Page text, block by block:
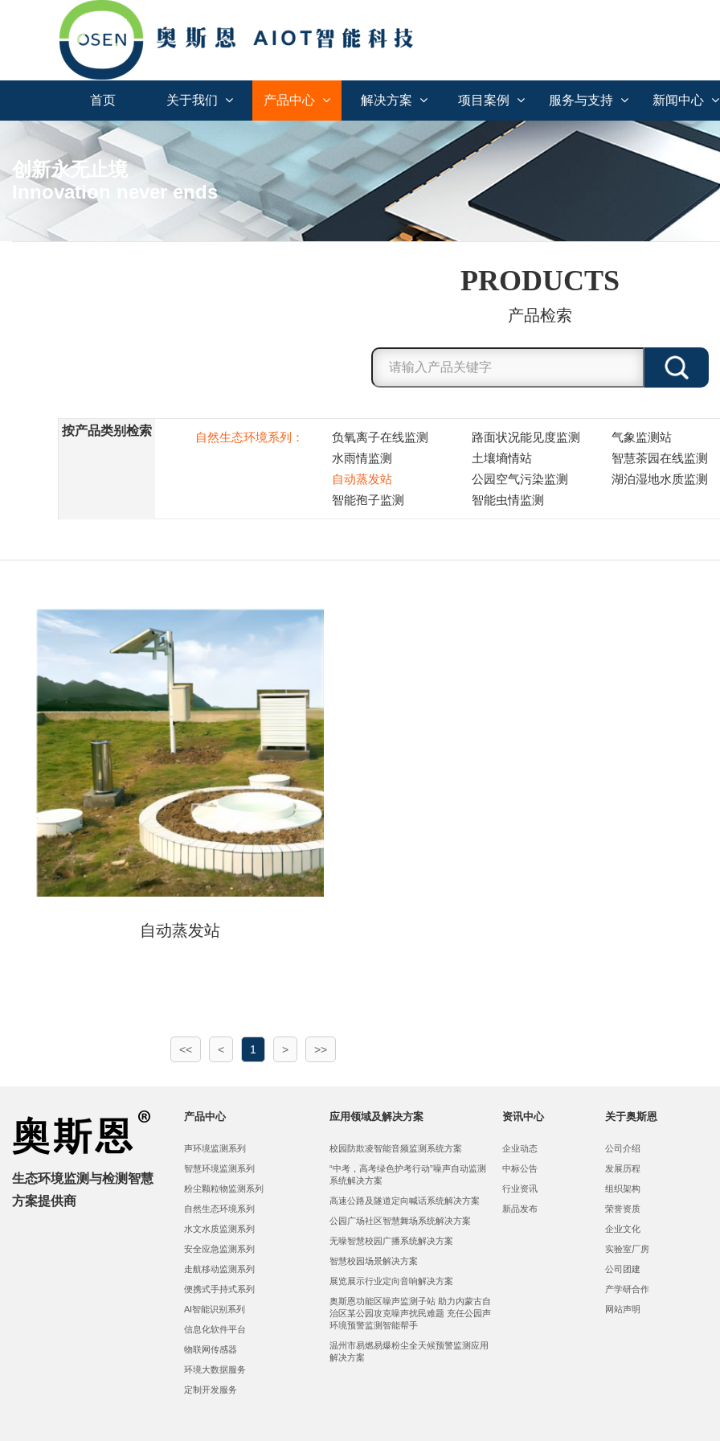
首页 关于我们 产品中心 解决方案 项目案例 服务与支持 新闻中心
创新永无止境
Innovation never ends
PRODUCTS
产品检索
按产品类别检索 自然生态环境系列： 负氧离子在线监测 路面状况能见度监测 气象监测站
水雨情监测
土壤墒情站 智慧茶园在线监测
自动蒸发站
公园空气污染监测 湖泊湿地水质监测
智能孢子监测
智能虫情监测
自动蒸发站
<< < 1 > >>
生态环境监测与检测智慧
方案提供商
产品中心
声环境监测系列
智慧环境监测系列
粉尘颗粒物监测系列
自然生态环境系列
水文水质监测系列
安全应急监测系列
走航移动监测系列
便携式手持式系列
AI智能识别系列
信息化软件平台
物联网传感器
环境大数据服务
定制开发服务
应用领域及解决方案
校园防欺凌智能音频监测系统方案
“中考，高考绿色护考行动”噪声自动监测
系统解决方案
高速公路及隧道定向喊话系统解决方案
公园广场社区智慧舞场系统解决方案
无噪智慧校园广播系统解决方案
智慧校园场景解决方案
展览展示行业定向音响解决方案
奥斯恩功能区噪声监测子站 助力内蒙古自
治区某公园攻克噪声扰民难题 充任公园声
环境预警监测智能帮手
温州市易燃易爆粉尘全天候预警监测应用
解决方案
资讯中心
企业动态
中标公告
行业资讯
新品发布
关于奥斯恩
公司介绍
发展历程
组织架构
荣誉资质
企业文化
实验室厂房
公司团建
产学研合作
网站声明